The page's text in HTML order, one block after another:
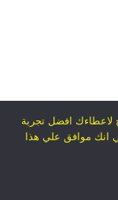
لاعطاءك افضل تجربة
انك موافق علي هذا